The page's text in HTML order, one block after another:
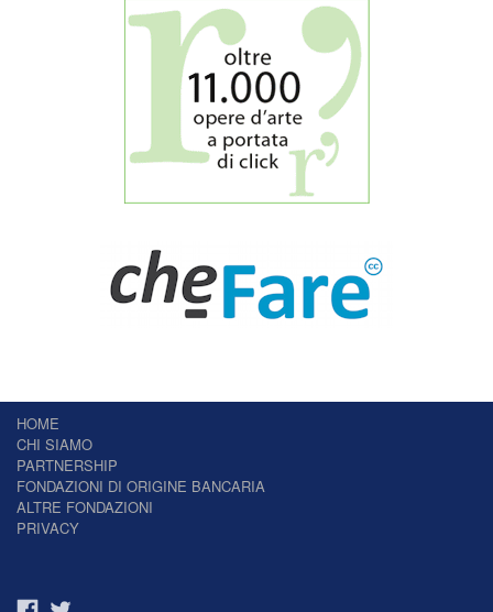
HOME
CHI SIAMO
PARTNERSHIP
FONDAZIONI DI ORIGINE BANCARIA
ALTRE FONDAZIONI
PRIVACY